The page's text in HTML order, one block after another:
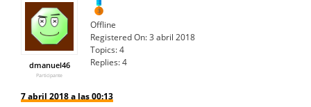
dmanuel46
Participante
Offline
Registered On:3 abril 2018
Topics:4
Replies:4
7 abril 2018 a las 00:13